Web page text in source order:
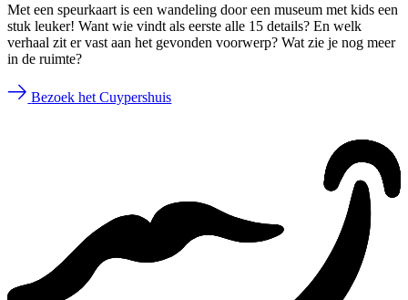
Met een speurkaart is een wandeling door een museum met kids een
stuk leuker! Want wie vindt als eerste alle 15 details? En welk
verhaal zit er vast aan het gevonden voorwerp? Wat zie je nog meer
in de ruimte?
Bezoek het Cuypershuis